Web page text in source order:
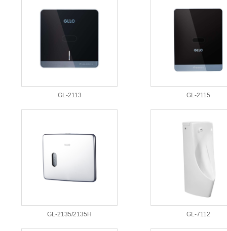
GL-2113 GL-2115
GL-2135/2135H GL-7112